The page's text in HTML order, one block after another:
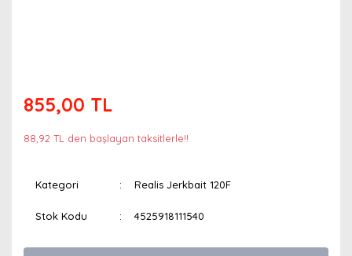
855,00 TL
88,92 TL den başlayan taksitlerle!!
Kategori Realis Jerkbait 120F
Stok Kodu 4525918111540